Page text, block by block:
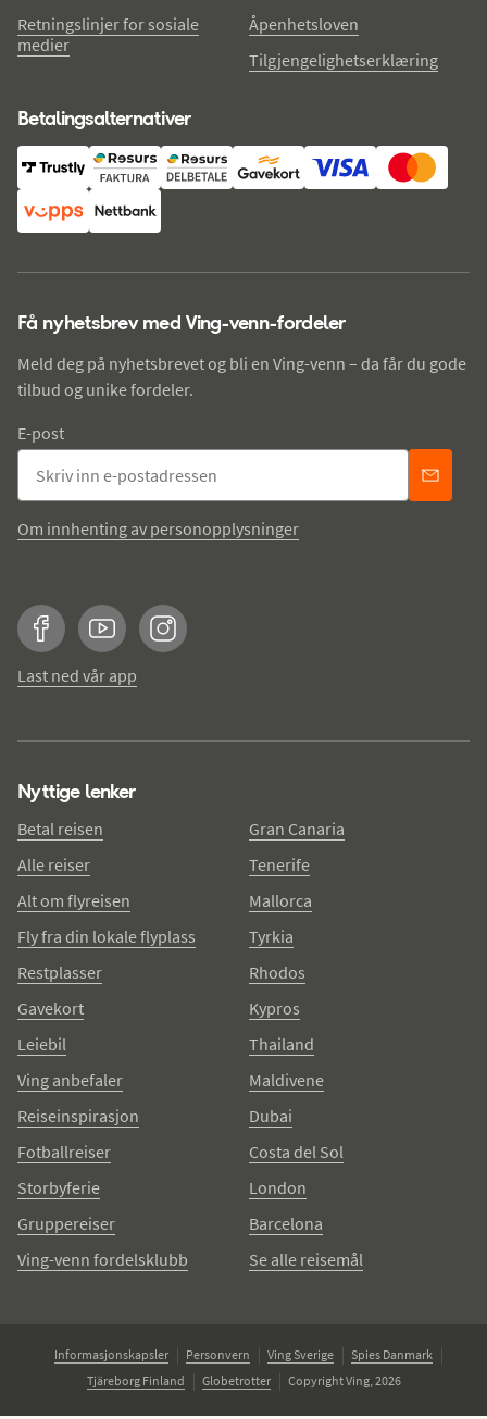
Retningslinjer for sosiale
medier
Åpenhetsloven
Tilgjengelighetserklæring
Betalingsalternativer
Få nyhetsbrev med Ving-venn-fordeler
Meld deg på nyhetsbrevet og bli en Ving-venn – da får du gode
tilbud og unike fordeler.
E-post
Om innhenting av personopplysninger
FacebookYouTubeInstagram
Last ned vår app
Nyttige lenker
Betal reisen
Alle reiser
Alt om flyreisen
Fly fra din lokale flyplass
Restplasser
Gavekort
Leiebil
Ving anbefaler
Reiseinspirasjon
Fotballreiser
Storbyferie
Gruppereiser
Ving-venn fordelsklubb
Gran Canaria
Tenerife
Mallorca
Tyrkia
Rhodos
Kypros
Thailand
Maldivene
Dubai
Costa del Sol
London
Barcelona
Se alle reisemål
Informasjonskapsler Personvern Ving Sverige
Spies Danmark
Tjäreborg Finland
Globetrotter Copyright Ving, 2026